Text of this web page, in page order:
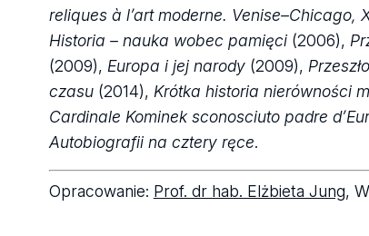
reliques à l’art moderne. Venise–Chicago,
Historia – nauka wobec pamięci (2006),
(2009), Europa i jej narody(2009),
czasu(2014), Krótka historia nierówności
Cardinale Kominek sconosciuto padre
Autobiografii na cztery ręce.
Opracowanie: Prof. dr hab. Elżbieta Jung,